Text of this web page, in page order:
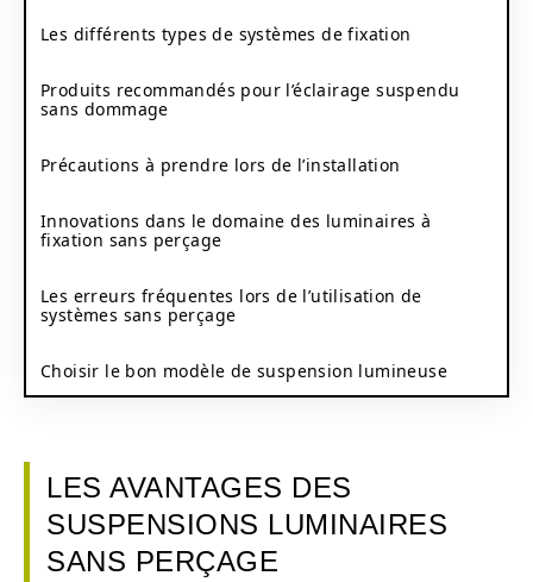
Les différents types de systèmes de fixation
Produits recommandés pour l’éclairage suspendu
sans dommage
Précautions à prendre lors de l’installation
Innovations dans le domaine des luminaires à
fixation sans perçage
Les erreurs fréquentes lors de l’utilisation de
systèmes sans perçage
Choisir le bon modèle de suspension lumineuse
LES AVANTAGES DES
SUSPENSIONS LUMINAIRES
SANS PERÇAGE